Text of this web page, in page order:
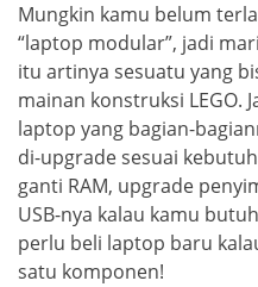
Mungkin kamu belum
“laptop modular”, jadi
itu artinya sesuatu yang
mainan konstruksi LEGO.
laptop yang bagian-
di-upgrade sesuai
ganti RAM, upgrade
USB-nya kalau kamu
perlu beli laptop baru
satu komponen!